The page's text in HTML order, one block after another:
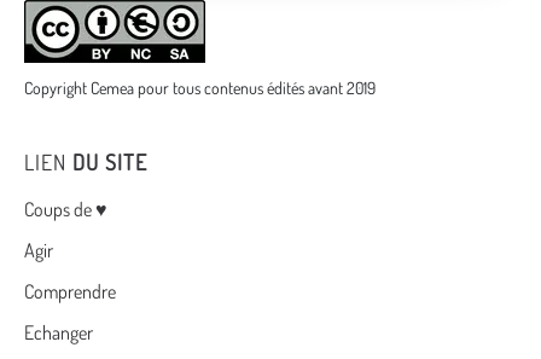
Copyright Cemea pour tous contenus édités avant 2019
LIEN DU SITE
Menu
Coups de ♥
Agir
Comprendre
Echanger